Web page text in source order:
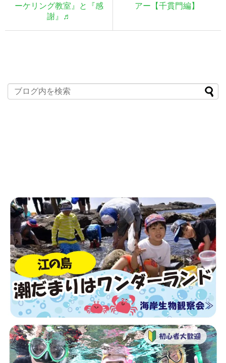
ーケリング教室』と『感
謝』♬
アー【千貫門編】